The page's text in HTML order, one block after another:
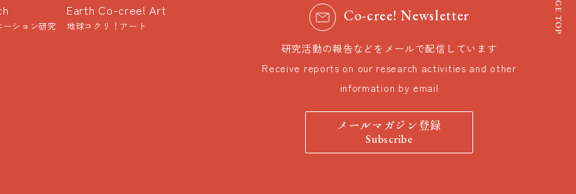
ーション研究
Earth Co-cree! Art
地球コクリ！アート
Co-cree! Newsletter
研究活動の報告などをメールで配信しています
Receive reports on our research activities and other
information by email
メールマガジン登録
Subscribe